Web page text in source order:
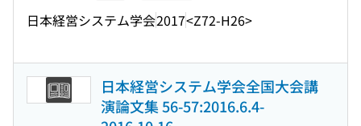
日本経営システム学会2017<Z72-H26>
日本経営システム学会全国大会講
演論文集 56-57:2016.6.4-